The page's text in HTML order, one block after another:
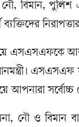
নৌ, বিমান,
এসএসএফকে
এসএসএফ
আপনারা সর্বোচ্চ
নৌ ও বিমান